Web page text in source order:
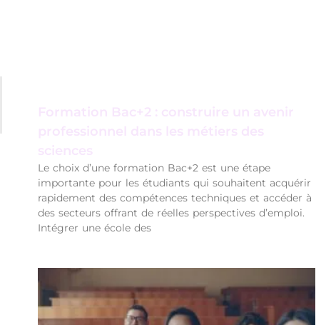
Formation Bac+2 : construire un avenir
professionnel dans les métiers des
sciences
Le choix d’une formation Bac+2 est une étape
importante pour les étudiants qui souhaitent acquérir
rapidement des compétences techniques et accéder à
des secteurs offrant de réelles perspectives d’emploi.
Intégrer une école des